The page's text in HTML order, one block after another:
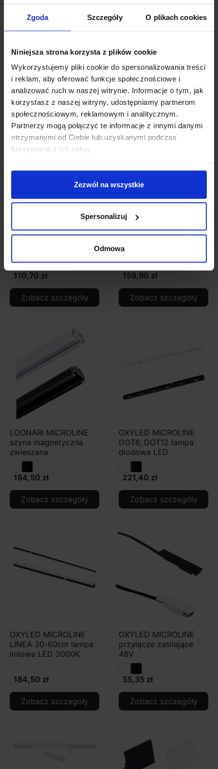
Zgoda Szczegóły O plikach cookies
Niniejsza strona korzysta z plików cookie
Wykorzystujemy pliki cookie do spersonalizowania treści
i reklam, aby oferować funkcje społecznościowe i
analizować ruch w naszej witrynie. Informacje o tym, jak
korzystasz z naszej witryny, udostępniamy partnerom
społecznościowym, reklamowym i analitycznym.
Partnerzy mogą połączyć te informacje z innymi danymi
otrzymanymi od Ciebie lub uzyskanymi podczas
korzystania z ich usług.
Zezwól na wszystkie
Spersonalizuj
Odmowa
DOT8 magnetyczna
246,00 zł
Zobacz szczegóły
DOT8 SPOT
307,50 zł
Zobacz szczegóły
LOONARI MICROLINE
110,70 zł
Zobacz szczegóły
LOONARI MICROLINE
wpuszczana typ B
159,90 zł
Zobacz szczegóły
LOONARI MICROLINE
szyna magnetyczna
zwieszana
184,50 zł
Zobacz szczegóły
OXYLED MICROLINE
DOT6, DOT12 lampa
diodowa LED
221,40 zł
Zobacz szczegóły
OXYLED MICROLINE
LINEA 30-60cm lampa
liniowa LED 3000K
184,50 zł
Zobacz szczegóły
OXYLED MICROLINE
przyłącze zasilające
48V
55,35 zł
Zobacz szczegóły